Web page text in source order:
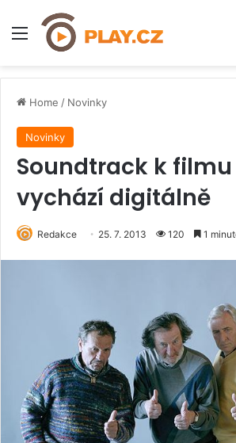
Menu
Home / Novinky
Novinky
Soundtrack k filmu
vychází digitálně
Redakce 25. 7. 2013 120 1